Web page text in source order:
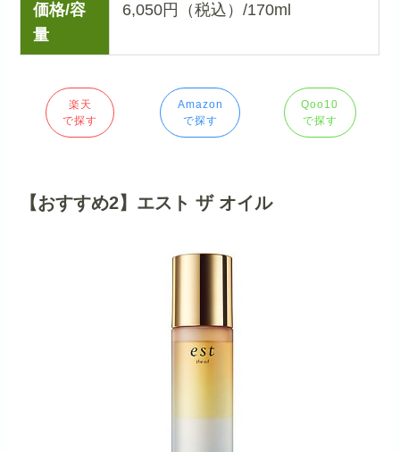
価格/容
量
6,050円（税込）/170ml
楽天
で探す
Amazon
で探す
Qoo10
で探す
【おすすめ2】エスト ザ オイル